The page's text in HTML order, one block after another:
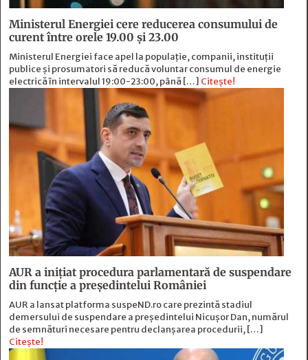
Ministerul Energiei cere reducerea consumului de
curent între orele 19.00 și 23.00
Ministerul Energiei face apel la populație, companii, instituții
publice și prosumatori să reducă voluntar consumul de energie
electrică în intervalul 19:00-23:00, până […] Citește!
AUR a inițiat procedura parlamentară de suspendare
din funcție a președintelui României
AUR a lansat platforma suspeND.ro care prezintă stadiul
demersului de suspendare a președintelui Nicușor Dan, numărul
de semnături necesare pentru declanșarea procedurii, […]
Citește!